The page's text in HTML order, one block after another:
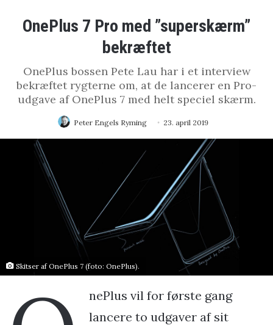
OnePlus 7 Pro med ”superskærm”
bekræftet
OnePlus bossen Pete Lau har i et interview
bekræftet rygterne om, at de lancerer en Pro-
udgave af OnePlus 7 med helt speciel skærm.
Peter Engels Ryming 23. april 2019
Skitser af OnePlus 7 (foto: OnePlus).
nePlus vil for første gang
lancere to udgaver af sit